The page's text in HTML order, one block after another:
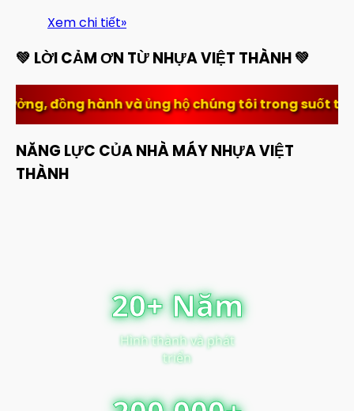
Xem chi tiết»
💚 LỜI CẢM ƠN TỪ NHỰA VIỆT THÀNH 💚
chúng tôi trong suốt thời gian qua. Sự tin
NĂNG LỰC CỦA NHÀ MÁY NHỰA VIỆT
THÀNH
20+ Năm
Hình thành và phát
triển